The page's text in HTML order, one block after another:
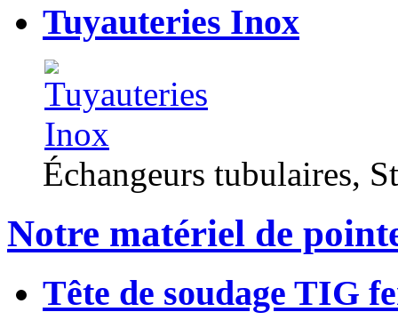
Tuyauteries Inox
Échangeurs tubulaires,
Notre matériel de
Tête de soudage TIG